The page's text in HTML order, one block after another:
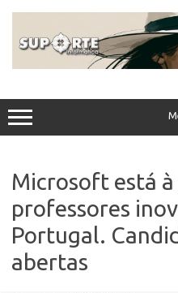
Microsoft está
professores
Portugal.
abertas